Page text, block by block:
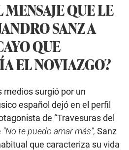
MENSAJE QUE LE
SANZ A
QUE
EL NOVIAZGO?
medios surgió por un
español dejó en el perfil
de “Travesuras del
“No te puedo amar más”, Sanz
que caracteriza su vida